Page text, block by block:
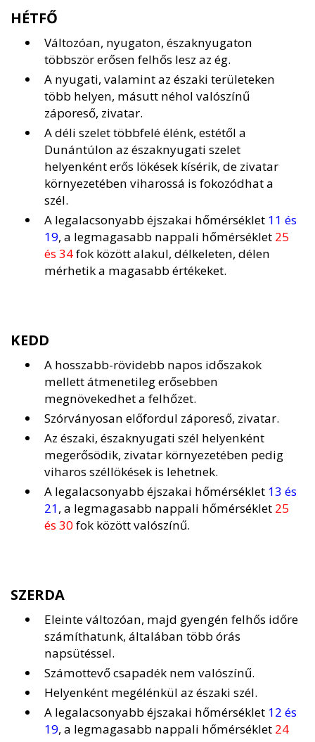
HÉTFŐ
Változóan, nyugaton, északnyugaton
többször erősen felhős lesz az ég.
A nyugati, valamint az északi területeken
több helyen, másutt néhol valószínű
záporeső, zivatar.
A déli szelet többfelé élénk, estétől a
Dunántúlon az északnyugati szelet
helyenként erős lökések kísérik, de zivatar
környezetében viharossá is fokozódhat a
szél.
A legalacsonyabb éjszakai hőmérséklet 11 és
19, a legmagasabb nappali hőmérséklet 25
és 34fok között alakul, délkeleten, délen
mérhetik a magasabb értékeket.
KEDD
A hosszabb-rövidebb napos időszakok
mellett átmenetileg erősebben
megnövekedhet a felhőzet.
Szórványosan előfordul záporeső, zivatar.
Az északi, északnyugati szél helyenként
megerősödik, zivatar környezetében pedig
viharos széllökések is lehetnek.
A legalacsonyabb éjszakai hőmérséklet 13 és
21, a legmagasabb nappali hőmérséklet 25
és 30fok között valószínű.
SZERDA
Eleinte változóan, majd gyengén felhős időre
számíthatunk, általában több órás
napsütéssel.
Számottevő csapadék nem valószínű.
Helyenként megélénkül az északi szél.
A legalacsonyabb éjszakai hőmérséklet 12 és
19, a legmagasabb nappali hőmérséklet 24